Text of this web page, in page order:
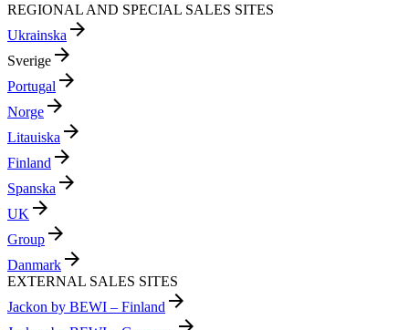
REGIONAL AND SPECIAL SALES SITES
Ukrainska arrow_forward
Sverige arrow_forward
Portugal arrow_forward
Norge arrow_forward
Litauiska arrow_forward
Finland arrow_forward
Spanska arrow_forward
UK arrow_forward
Group arrow_forward
Danmark arrow_forward
EXTERNAL SALES SITES
Jackon by BEWI – Finland arrow_forward